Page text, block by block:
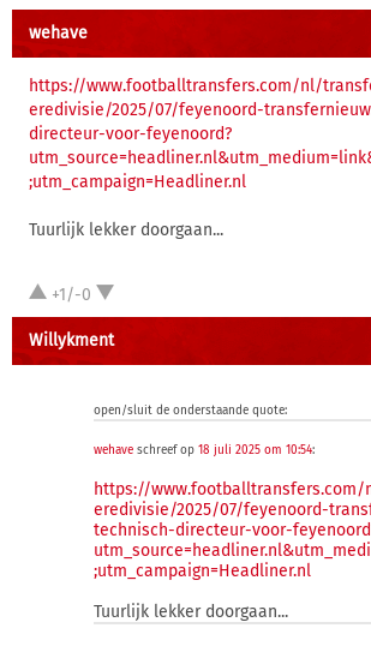
wehave
https://www.footballtransfers.com/nl/
eredivisie/2025/07/feyenoord-
directeur-voor-feyenoord?
;utm_campaign=Headliner.nl
Tuurlijk lekker doorgaan...
+1/-0
Willykment
open/sluit de onderstaande quote:
wehave schreef op18 juli 2025 om 10:54:
https://
eredivisie/2025/07/feyenoord-
technisch-directeur-voor-
;utm_campaign=Headliner.nl
Tuurlijk lekker doorgaan...